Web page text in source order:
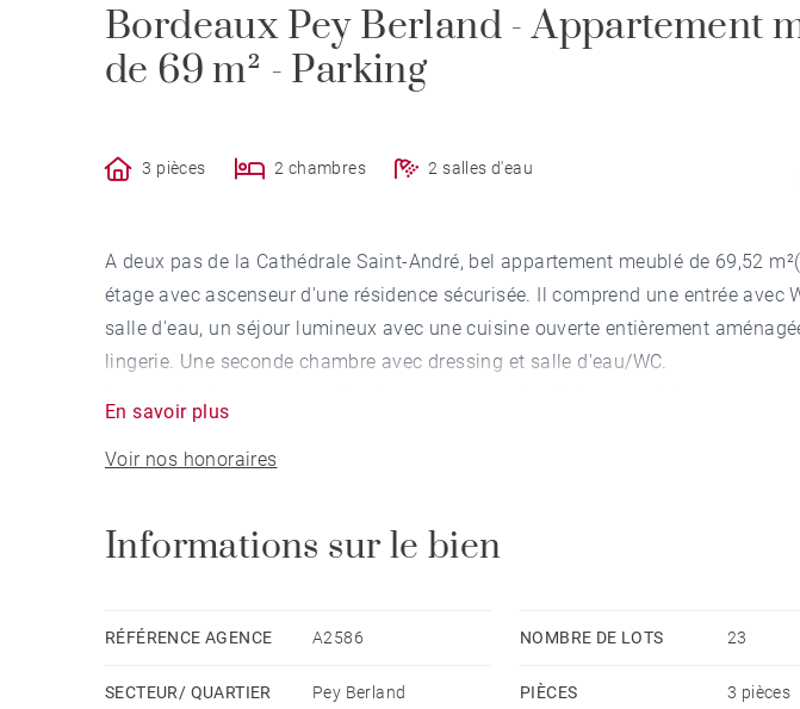
Bordeaux Pey Berland - Appartement
de 69 m² - Parking
3 pièces 2 chambres 2 salles d'eau
A deux pas de la Cathédrale Saint-André, bel appartement meublé de 69,52
étage avec ascenseur d'une résidence sécurisée. Il comprend une entrée avec
salle d'eau, un séjour lumineux avec une cuisine ouverte entièrement
lingerie. Une seconde chambre avec dressing et salle d'eau/WC.
commerces et des transports.
Loyer HC: 1 295 € dont 162 € de complément de loyer
Charges forfaitaires : 145 € (parties communes, ascenseur, parking et taxe des
Dépôt de garantie : 2 mois de loyer HC
d'entrée - Bail Code Civil (bail société ou résidence secondaire/pied à terre): 9%
En savoir plus
Voir nos honoraires
Informations sur le bien
RÉFÉRENCE AGENCE A2586
SECTEUR/ QUARTIER Pey Berland
NOMBRE DE LOTS 23
PIÈCES 3 pièces